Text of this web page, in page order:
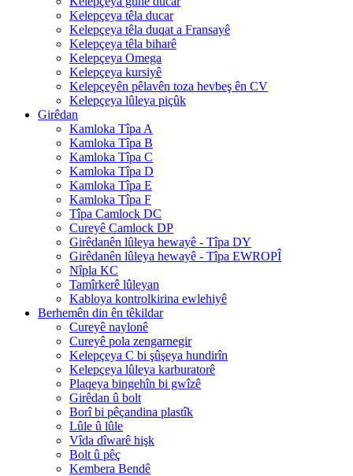
Kelepçeya têla ducar
Kelepçeya têla duqat a Fransayê
Kelepçeya têla biharê
Kelepçeya Omega
Kelepçeya kursiyê
Kelepçeyên pêlavên toza hevbeş ên CV
Kelepçeya lûleya piçûk
Girêdan
Kamloka Tîpa A
Kamloka Tîpa B
Kamloka Tîpa C
Kamloka Tîpa D
Kamloka Tîpa E
Kamloka Tîpa F
Tîpa Camlock DC
Cureyê Camlock DP
Girêdanên lûleya hewayê - Tîpa DY
Girêdanên lûleya hewayê - Tîpa EWROPÎ
Nîpla KC
Tamîrkerê lûleyan
Kabloya kontrolkirina ewlehiyê
Berhemên din ên têkildar
Cureyê naylonê
Cureyê pola zengarnegir
Kelepçeya C bi şûşeya hundirîn
Kelepçeya lûleya karburatorê
Plaqeya bingehîn bi gwîzê
Girêdan û bolt
Borî bi pêçandina plastîk
Lûle û lûle
Vîda dîwarê hişk
Bolt û pêç
Kembera Bendê